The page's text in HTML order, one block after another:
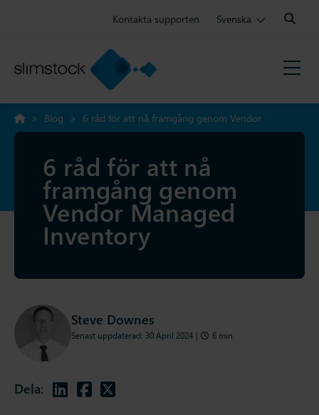
Kontakta supporten Svenska
Search:
> Blog > 6 råd för att nå framgång genom Vendor
Managed Inventory
6 råd för att nå
framgång genom
Vendor Managed
Inventory
Dela:
Steve Downes
Senast uppdaterad: 30 April 2024 | 6 min